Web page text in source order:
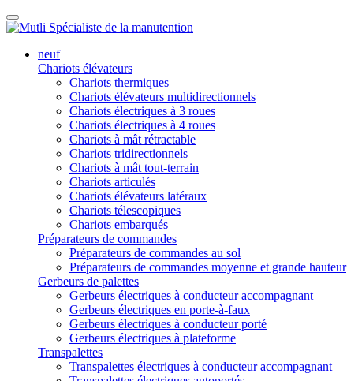
neuf
Chariots élévateurs
Chariots thermiques
Chariots élévateurs multidirectionnels
Chariots électriques à 3 roues
Chariots électriques à 4 roues
Chariots à mât rétractable
Chariots tridirectionnels
Chariots à mât tout-terrain
Chariots articulés
Chariots élévateurs latéraux
Chariots télescopiques
Chariots embarqués
Préparateurs de commandes
Préparateurs de commandes au sol
Préparateurs de commandes moyenne et grande hauteur
Gerbeurs de palettes
Gerbeurs électriques à conducteur accompagnant
Gerbeurs électriques en porte-à-faux
Gerbeurs électriques à conducteur porté
Gerbeurs électriques à plateforme
Transpalettes
Transpalettes électriques à conducteur accompagnant